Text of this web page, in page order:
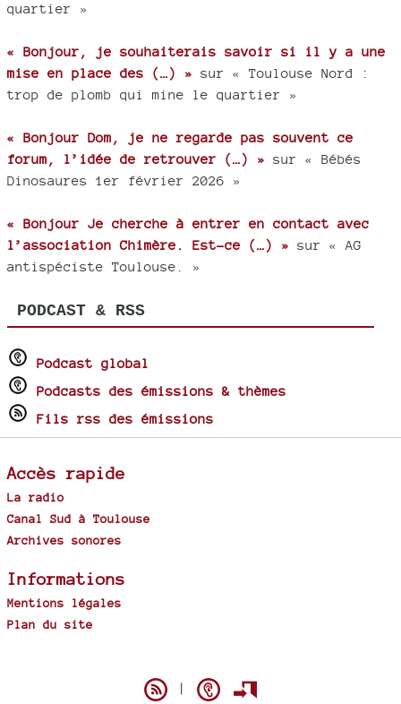
quartier »
« Bonjour, je souhaiterais savoir si il y a une
mise en place des (…) » sur « Toulouse Nord :
trop de plomb qui mine le quartier »
« Bonjour Dom, je ne regarde pas souvent ce
forum, l’idée de retrouver (…) » sur « Bébés
Dinosaures 1er février 2026 »
« Bonjour Je cherche à entrer en contact avec
l’association Chimère. Est-ce (…) » sur « AG
antispéciste Toulouse. »
PODCAST & RSS
Podcast global
Podcasts des émissions & thèmes
Fils rss des émissions
Accès rapide
La radio
Canal Sud à Toulouse
Archives sonores
Informations
Mentions légales
Plan du site
|